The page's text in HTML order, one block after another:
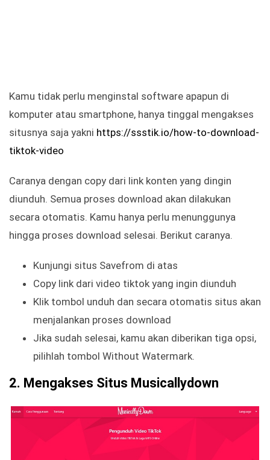
Kamu tidak perlu menginstal software apapun di
komputer atau smartphone, hanya tinggal mengakses
situsnya saja yakni https://ssstik.io/how-to-download-
tiktok-video
Caranya dengan copy dari link konten yang dingin
diunduh. Semua proses download akan dilakukan
secara otomatis. Kamu hanya perlu menunggunya
hingga proses download selesai. Berikut caranya.
Kunjungi situs Savefrom di atas
Copy link dari video tiktok yang ingin diunduh
Klik tombol unduh dan secara otomatis situs akan
menjalankan proses download
Jika sudah selesai, kamu akan diberikan tiga opsi,
pilihlah tombol Without Watermark.
2. Mengakses Situs Musicallydown